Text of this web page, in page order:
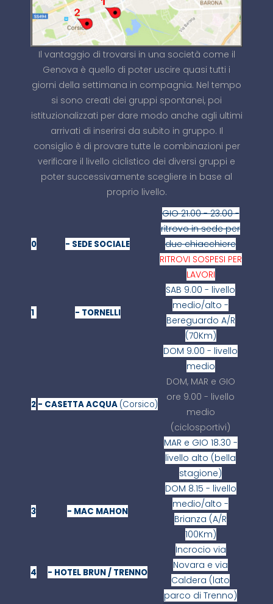
Il vantaggio di trovarsi in una società come il
Genova è quello di poter uscire quasi tutti i
giorni della settimana in compagnia. Nel tempo
si sono creati dei gruppi spontanei, poi
istituzionalizzati per dare modo anche agli ultimi
arrivati di inserirsi da subito in gruppo. Il
consiglio è di provare tutte le combinazioni per
verificare il livello ciclistico dei diversi gruppi e
poter successivamente scegliere in base al
proprio livello.
0 - SEDE SOCIALE
GIO 21.00 - 23.00 -
ritrovo in sede per
due chiacchiere
RITROVI SOSPESI PER
LAVORI
1 - TORNELLI
SAB 9.00 - livello
medio/alto -
Bereguardo A/R
(70Km)
DOM 9.00 - livello
medio
2 - CASETTA ACQUA (Corsico)
DOM, MAR e GIO
ore 9.00 - livello
medio
(ciclosportivi)
MAR e GIO 18.30 -
livello alto (bella
stagione)
3 - MAC MAHON
DOM 8.15 - livello
medio/alto -
Brianza (A/R
100Km)
4 - HOTEL BRUN / TRENNO
Incrocio via
Novara e via
Caldera (lato
parco di Trenno)